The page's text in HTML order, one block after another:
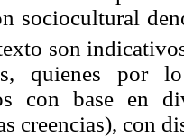
sociocultural
son
quienes por
con base en
creencias), con